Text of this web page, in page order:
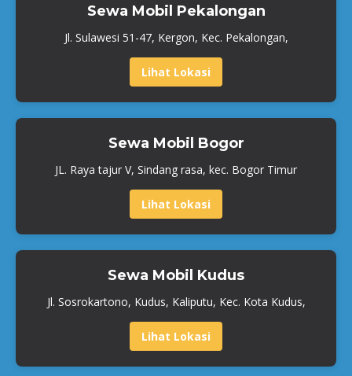
Sewa Mobil Pekalongan
Jl. Sulawesi 51-47, Kergon, Kec. Pekalongan,
Lihat Lokasi
Sewa Mobil Bogor
JL. Raya tajur V, Sindang rasa, kec. Bogor Timur
Lihat Lokasi
Sewa Mobil Kudus
Jl. Sosrokartono, Kudus, Kaliputu, Kec. Kota Kudus,
Lihat Lokasi